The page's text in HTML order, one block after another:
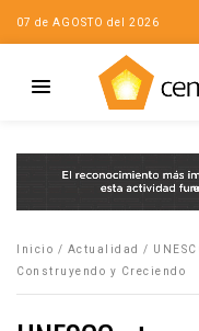
07 de AGOSTO del 2026
Inicio / Actualidad /
Construyendo y Creciendo